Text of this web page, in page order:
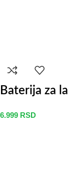
Baterija za
6.999 RSD